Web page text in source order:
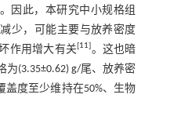
。因此，本研究中小规格组
少，可能主要与放养密度
作用增大有关[11]。这也暗
(3.35±0.62) g/尾、放养密
盖度至少维持在50%、生物